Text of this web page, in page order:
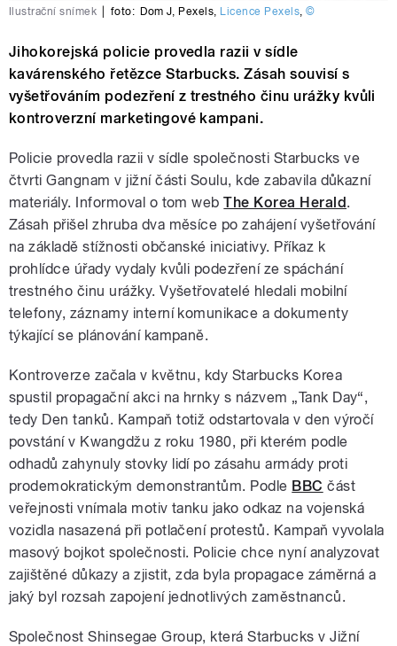
Ilustrační snímek foto: Dom J ,Pexels Licence Pexels ©
Jihokorejská policie provedla razii v sídle
kavárenského řetězce Starbucks. Zásah souvisí s
vyšetřováním podezření z trestného činu urážky kvůli
kontroverzní marketingové kampani.
Policie provedla razii v sídle společnosti Starbucks ve
čtvrti Gangnam v jižní části Soulu, kde zabavila důkazní
materiály. Informoval o tom webThe Korea Herald.
Zásah přišel zhruba dva měsíce po zahájení vyšetřování
na základě stížnosti občanské iniciativy. Příkaz k
prohlídce úřady vydaly kvůli podezření ze spáchání
trestného činu urážky. Vyšetřovatelé hledali mobilní
telefony, záznamy interní komunikace a dokumenty
týkající se plánování kampaně.
Kontroverze začala v květnu, kdy Starbucks Korea
spustil propagační akci na hrnky s názvem „Tank Day“,
tedy Den tanků. Kampaň totiž odstartovala v den výročí
povstání v Kwangdžu z roku 1980, při kterém podle
odhadů zahynuly stovky lidí po zásahu armády proti
prodemokratickým demonstrantům. Podle BBC část
veřejnosti vnímala motiv tanku jako odkaz na vojenská
vozidla nasazená při potlačení protestů. Kampaň vyvolala
masový bojkot společnosti. Policie chce nyní analyzovat
zajištěné důkazy a zjistit, zda byla propagace záměrná a
jaký byl rozsah zapojení jednotlivých zaměstnanců.
Společnost Shinsegae Group, která Starbucks v Jižní